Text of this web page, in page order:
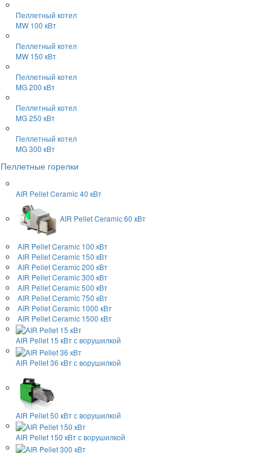
Пеллетный котел
MW 100 кВт
Пеллетный котел
MW 150 кВт
Пеллетный котел
MG 200 кВт
Пеллетный котел
MG 250 кВт
Пеллетный котел
MG 300 кВт
Пеллетные горелки
AIR PelletCeramic 40 кВт
AIR PelletCeramic 60 кВт
AIR PelletCeramic 100 кВт
AIR PelletCeramic 150 кВт
AIR PelletCeramic 200 кВт
AIR PelletCeramic 300 кВт
AIR PelletCeramic 500 кВт
AIR PelletCeramic 750 кВт
AIR PelletCeramic 1000 кВт
AIR PelletCeramic 1500 кВт
AIR Pellet 15 кВтс ворушилкой
AIR Pellet 36 кВтс ворушилкой
AIR Pellet 50 кВтс ворушилкой
AIR Pellet 150 кВтс ворушилкой